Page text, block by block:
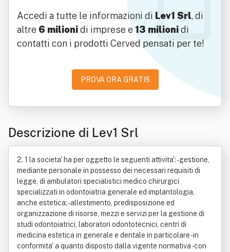
Accedi a tutte le informazioni di Lev1 Srl, di
altre 6 milionidi imprese e 13 milionidi
contatti con i prodotti Cerved pensati per te!
PROVA ORA GRATIS
Descrizione di Lev1 Srl
2. 1 la societa' ha per oggetto le seguenti attivita': - gestione,
mediante personale in possesso dei necessari requisiti di
legge, di ambulatori specialistici medico chirurgici
specializzati in odontoiatria generale ed implantologia,
anche estetica; - allestimento, predisposizione ed
organizzazione di risorse, mezzi e servizi per la gestione di
studi odontoiatrici, laboratori odontotecnici, centri di
medicina estetica in generale e dentale in particolare - in
conformita' a quanto disposto dalla vigente normativa - con